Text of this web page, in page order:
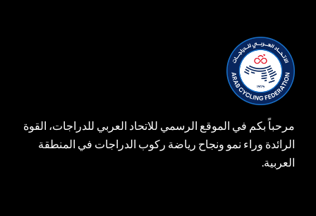
مرحباً بكم في الموقع الرسمي للاتحاد العربي للدراجات، القوة
الرائدة وراء نمو ونجاح رياضة ركوب الدراجات في المنطقة
العربية.